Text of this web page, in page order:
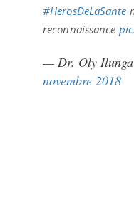
#HerosDeLaSante
reconnaissance
— Dr. Oly
novembre 2018